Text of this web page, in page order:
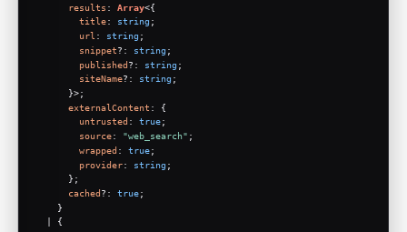
results : Array<{
title: string ;
url : string ;
snippet?: string ;
published?: string ;
siteName?: string ;
      }>;
externalContent : {
untrusted : true;
source: "web_search" ;
wrapped : true;
provider: string ;
      };
cached?: true;
    }
  | {